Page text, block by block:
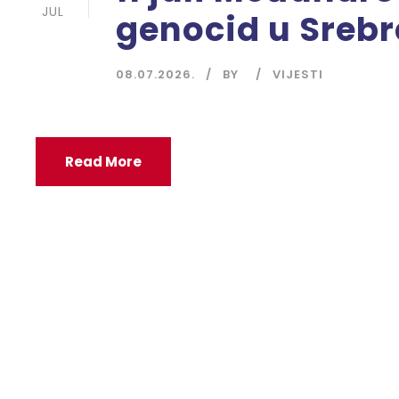
JUL
genocid u
08.07.2026. BY VIJESTI
Read More